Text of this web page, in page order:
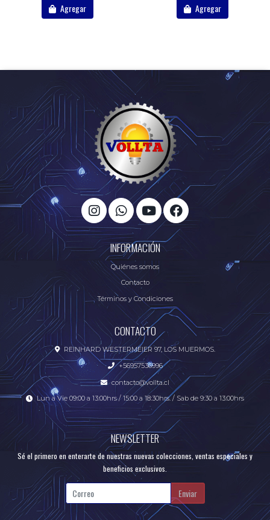
Agregar Agregar
INFORMACIÓN
Quiénes somos
Contacto
Términos y Condiciones
CONTACTO
REINHARD WESTERMEIER 97, LOS MUERMOS.
+56957536996
contacto@vollta.cl
Lun a Vie 09:00 a 13:00hrs / 15:00 a 18:30hrs. / Sab de 9:30 a 13:00hrs
NEWSLETTER
Sé el primero en enterarte de nuestras nuevas colecciones, ventas especiales y
beneficios exclusivos.
Enviar